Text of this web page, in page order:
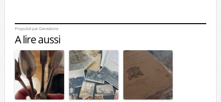
Propulsé par Genealone
A lire aussi